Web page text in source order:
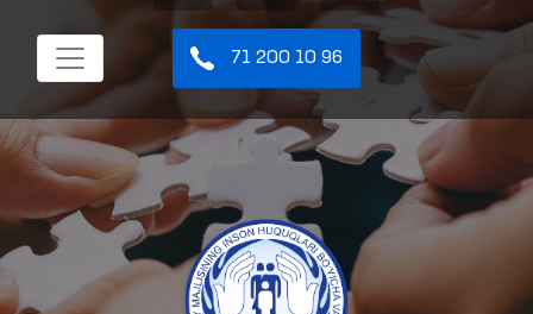
71 200 10 96